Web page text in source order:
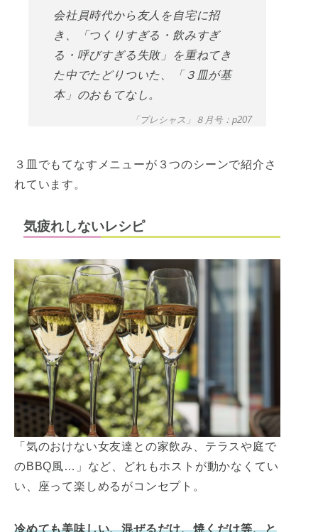
会社員時代から友人を自宅に招
き、「つくりすぎる・飲みすぎ
る・呼びすぎる失敗」を重ねてき
た中でたどりついた、「３皿が基
本」のおもてなし。
「プレシャス」８月号：p207
３皿でもてなすメニューが３つのシーンで紹介さ
れています。
気疲れしないレシピ
「気のおけない女友達との家飲み、テラスや庭で
のBBQ風…」など、どれもホストが動かなくてい
い、座って楽しめるがコンセプト。
冷めても美味しい、混ぜるだけ、焼くだけ等、と